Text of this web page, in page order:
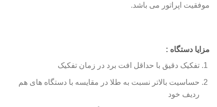
موفقیت اپراتور می باشد.
مزایا دستگاه :
تفکیک دقیق با حداقل افت برد در زمان تفکیک
حساسیت بالاتر نسبت به طلا در مقایسه با دستگاه های هم
ردیف خود